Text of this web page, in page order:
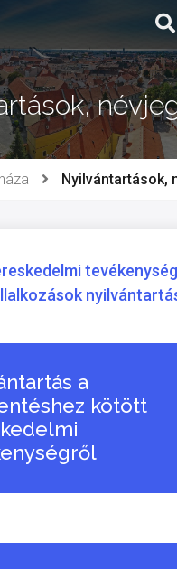
Nyilvántartások,
a
kötött